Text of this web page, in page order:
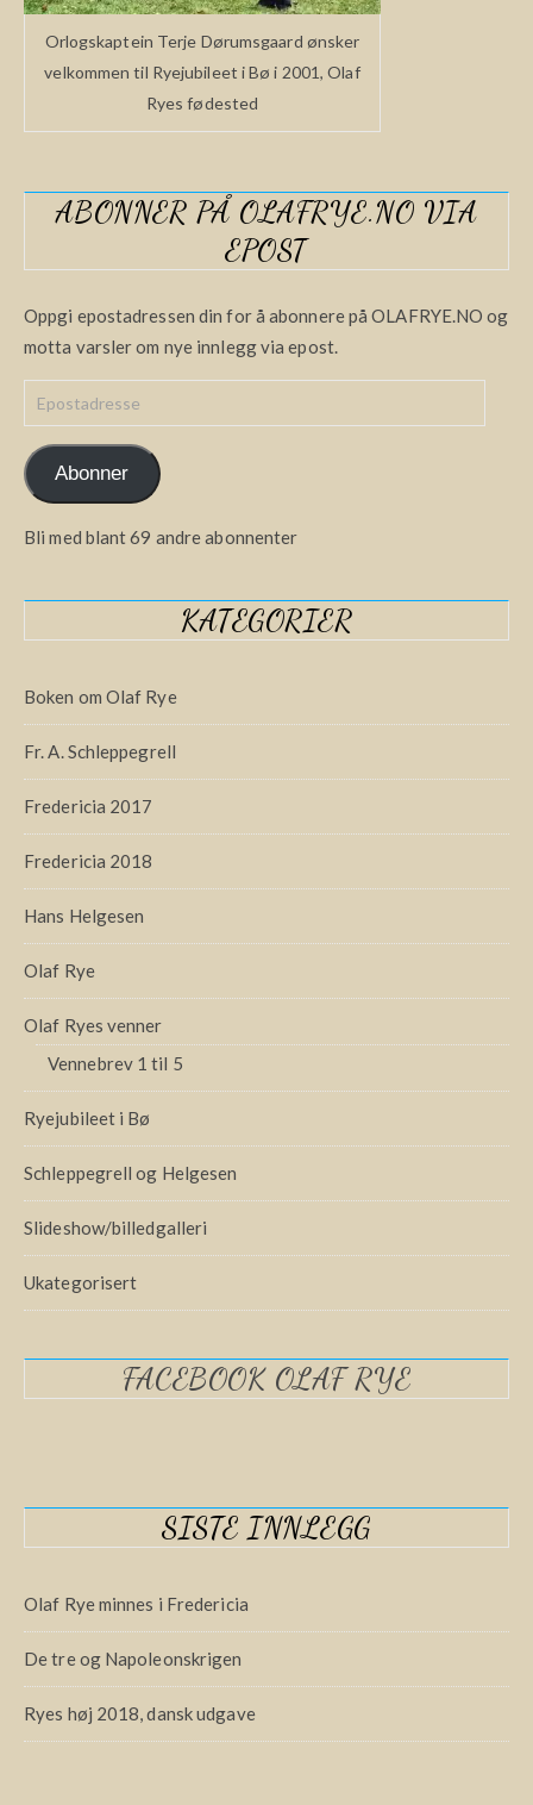
Orlogskaptein Terje Dørumsgaard ønsker
velkommen til Ryejubileet i Bø i 2001, Olaf
Ryes fødested
ABONNER PÅ OLAFRYE.NO VIA
EPOST
Oppgi epostadressen din for å abonnere på OLAFRYE.NO og
motta varsler om nye innlegg via epost.
Epostadresse
Abonner
Bli med blant 69 andre abonnenter
KATEGORIER
Boken om Olaf Rye
Fr. A. Schleppegrell
Fredericia 2017
Fredericia 2018
Hans Helgesen
Olaf Rye
Olaf Ryes venner
Vennebrev 1 til 5
Ryejubileet i Bø
Schleppegrell og Helgesen
Slideshow/billedgalleri
Ukategorisert
FACEBOOK OLAF RYE
SISTE INNLEGG
Olaf Rye minnes i Fredericia
De tre og Napoleonskrigen
Ryes høj 2018, dansk udgave